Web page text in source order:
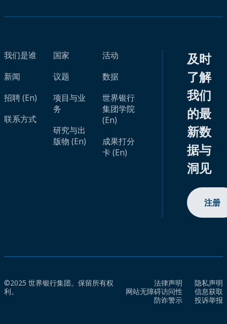
我们是谁
新闻
招聘 (En)
联系方式
国家
议题
项目与业
务
研究与出
版物 (En)
活动
数据
世界银行
集团学院
(En)
成果打分
卡 (En)
及时
了解
我们
的最
新数
据与
洞见
注册
©2025 世界银行集团。保留所有权
利。
法律声明
隐私声明
网站无障碍访问性
信息获取
防诈警示
投诉举报